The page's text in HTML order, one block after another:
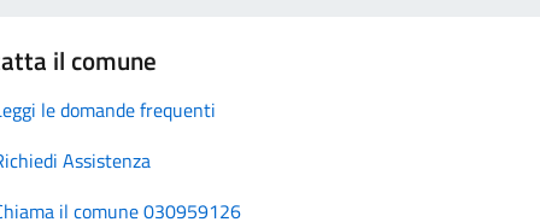
il comune
le domande frequenti
Assistenza
il comune 030959126